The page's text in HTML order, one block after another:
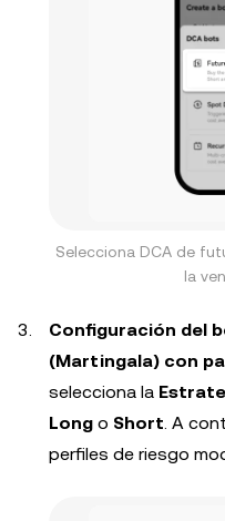
Selecciona DCA de
la
Configuración del
(Martingala) con
selecciona la
Long o Short . A
perfiles de riesgo